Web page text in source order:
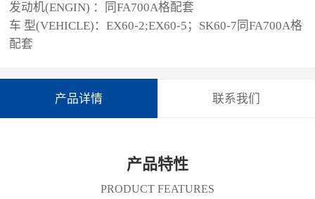
发动机(ENGIN) ：同FA700A格配套
车 型(VEHICLE)：EX60-2;EX60-5；SK60-7同FA700A格
配套
产品详情 联系我们
产品特性
PRODUCT FEATURES